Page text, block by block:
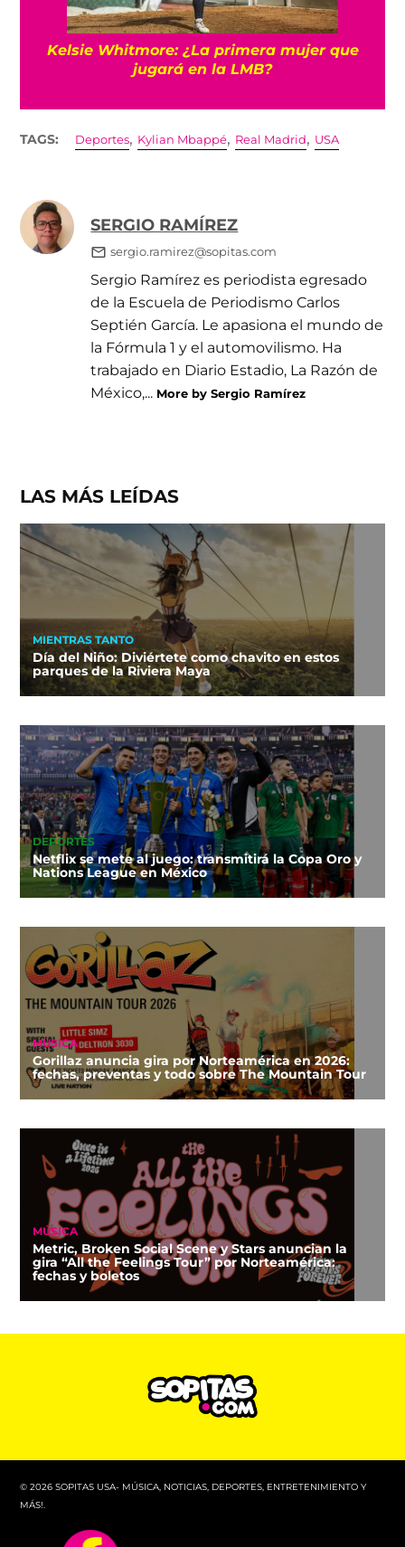
Kelsie Whitmore: ¿La primera mujer que
jugará en la LMB?
TAGS: Deportes, Kylian Mbappé, Real Madrid, USA
SERGIO RAMÍREZ
sergio.ramirez@sopitas.com
Sergio Ramírez es periodista egresado
de la Escuela de Periodismo Carlos
Septién García. Le apasiona el mundo de
la Fórmula 1 y el automovilismo. Ha
trabajado en Diario Estadio, La Razón de
México,... More by Sergio Ramírez
LAS MÁS LEÍDAS
MIENTRAS TANTO
Día del Niño: Diviértete como chavito en estos
parques de la Riviera Maya
DEPORTES
Netflix se mete al juego: transmitirá la Copa Oro y
Nations League en México
MÚSICA
Gorillaz anuncia gira por Norteamérica en 2026:
fechas, preventas y todo sobre The Mountain Tour
MÚSICA
Metric, Broken Social Scene y Stars anuncian la
gira “All the Feelings Tour” por Norteamérica:
fechas y boletos
© 2026 SOPITAS USA- MÚSICA, NOTICIAS, DEPORTES, ENTRETENIMIENTO Y
MÁS!.